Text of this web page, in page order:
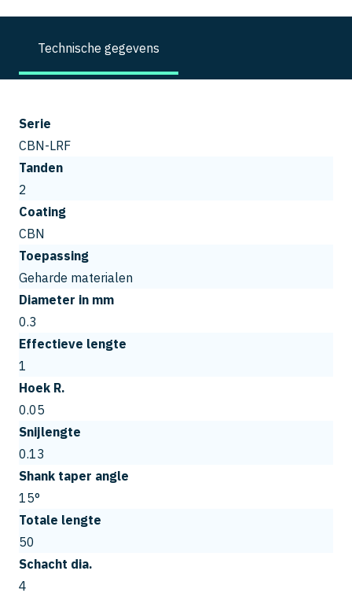
Technische gegevens
Serie
CBN-LRF
Tanden
2
Coating
CBN
Toepassing
Geharde materialen
Diameter in mm
0.3
Effectieve lengte
1
Hoek R.
0.05
Snijlengte
0.13
Shank taper angle
15°
Totale lengte
50
Schacht dia.
4